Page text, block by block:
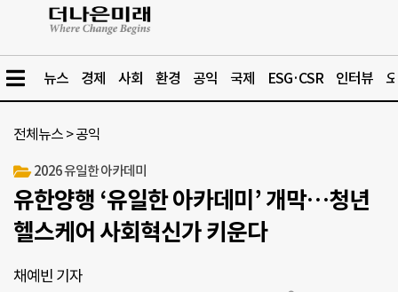
뉴스 경제 사회 환경 공익 국제 ESG·CSR 인터뷰
전체뉴스 >공익
2026 유일한 아카데미
유한양행 ‘유일한 아카데미’ 개막…청년
헬스케어 사회혁신가 키운다
채예빈 기자